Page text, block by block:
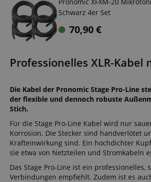
Schwarz 4er Set
70,90€
Professionelles XLR-
Die Kabel der Pronomic Stage Pro-Line
der flexible und dennoch robuste
Stich.
Für die Stage Pro-Line Kabel wird nur
Korrosion. Die Stecker sind handverlötet
Krafteinwirkung sind. Ein hochdichter
sie etwa von Netzteilen und Stromkabeln
Das Stage Pro-Line ist ein
Verbindungen empfiehlt. Zudem ist es